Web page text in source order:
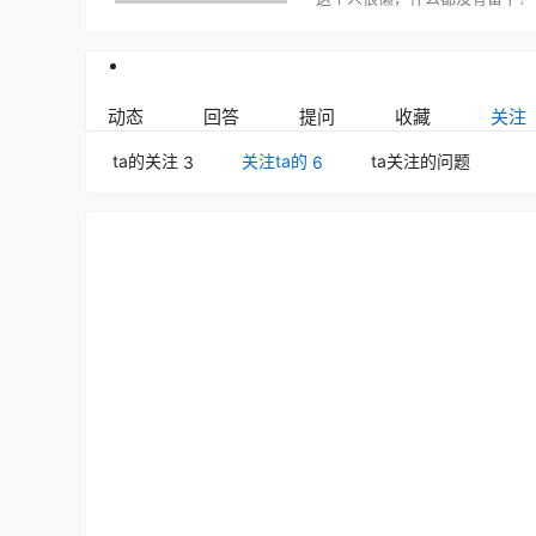
动态 回答 提问 收藏 关注
ta的关注 3 关注ta的 6 ta关注的问题